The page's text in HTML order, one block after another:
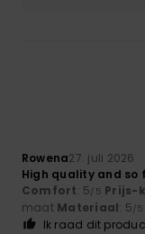
Rowena27. juli 2026
High quality and
Comfort: 5/5 Prijs-
maat Materiaal: 5/5
Ik raad dit